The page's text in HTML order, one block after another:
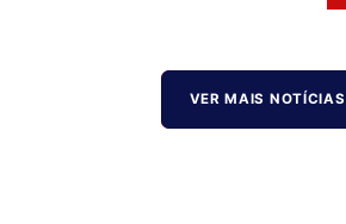
VER MAIS NOTÍCIAS